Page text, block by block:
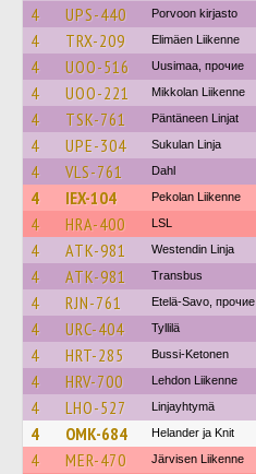
4 UPS-440 Porvoon kirjasto
4 TRX-209 Elimäen Liikenne
4 UOO-516 Uusimaa, прочие
4 UOO-221 Mikkolan Liikenne
4 TSK-761 Päntäneen Linjat
4 UPE-304 Sukulan Linja
4 VLS-761 Dahl
4 IEX-104 Pekolan Liikenne
4 HRA-400 LSL
4 ATK-981 Westendin Linja
4 ATK-981 Transbus
4 RJN-761 Etelä-Savo, прочие
4 URC-404 Tyllilä
4 HRT-285 Bussi-Ketonen
4 HRV-700 Lehdon Liikenne
4 LHO-527 Linjayhtymä
4 OMK-684 Helander ja Knit
4 MER-470 Järvisen Liikenne